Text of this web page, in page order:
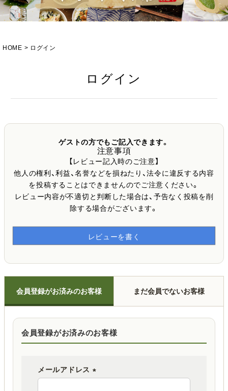
HOME ログイン
ログイン
ゲストの方でもご記入できます。
注意事項
【レビュー記入時のご注意】
他人の権利、利益、名誉などを損ねたり、法令に違反する内容
を投稿することはできませんのでご注意ください。
レビュー内容が不適切と判断した場合は、予告なく投稿を削
除する場合がございます。
レビューを書く
会員登録がお済みのお客様 まだ会員でないお客様
会員登録がお済みのお客様
メールアドレス